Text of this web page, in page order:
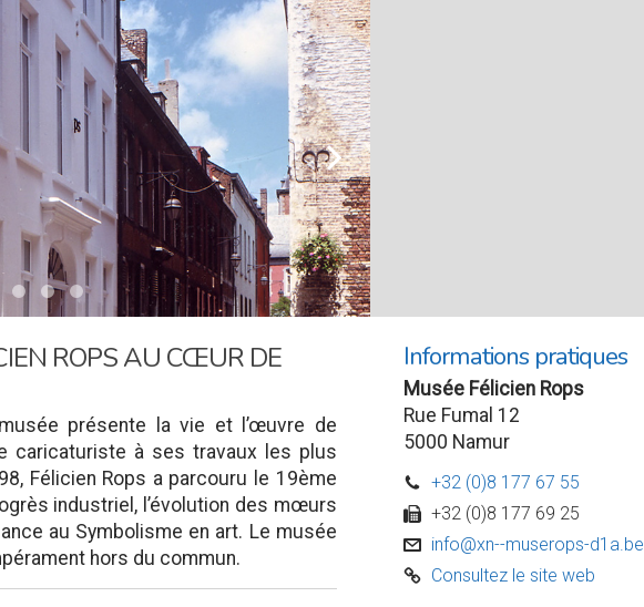
l
ROPS AU CŒUR DE
présente la vie et l’œuvre de
caricaturiste à ses travaux les plus
Félicien Rops a parcouru le 19ème
industriel, l’évolution des mœurs
au Symbolisme en art. Le musée
hors du commun.
Informations pratiques
Musée Félicien Rops
Rue Fumal 12
5000 Namur
D +32 (0)8 177 67 55
w +32 (0)8 177 69 25
v info@xn--muserops-d1a.be
C Consultez le site web